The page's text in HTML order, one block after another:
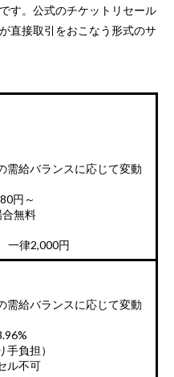
す。公式のチケットリセール
直接取引をおこなう形式のサ
需給バランスに応じて変動
円～
無料
一律2,000円
需給バランスに応じて変動
負担）
ル不可